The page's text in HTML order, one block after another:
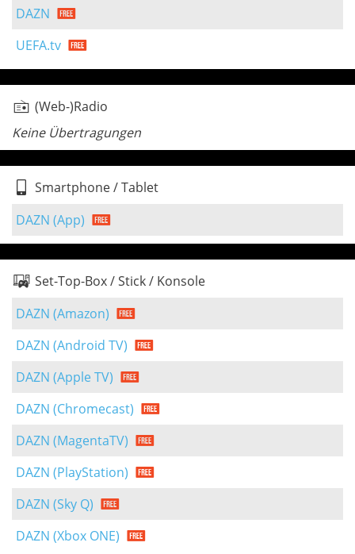
DAZN
UEFA.tv
(Web-)Radio
Keine Übertragungen
Smartphone / Tablet
DAZN (App)
Set-Top-Box / Stick / Konsole
DAZN (Amazon)
DAZN (Android TV)
DAZN (Apple TV)
DAZN (Chromecast)
DAZN (MagentaTV)
DAZN (PlayStation)
DAZN (Sky Q)
DAZN (Xbox ONE)